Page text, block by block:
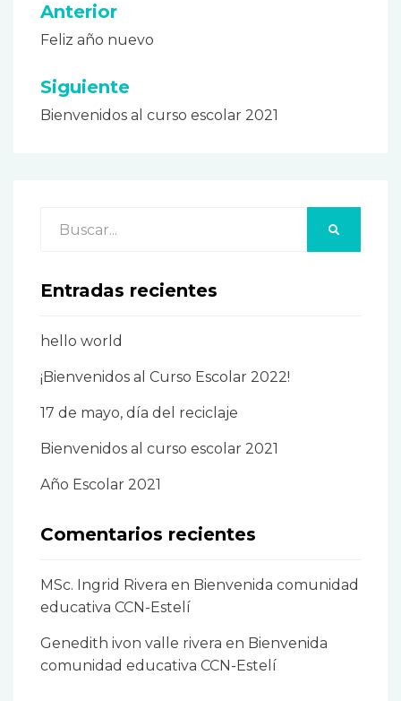
Navegación
de
entradas
Anterior
Feliz año nuevo
Siguiente
Bienvenidos al curso escolar 2021
Entradas recientes
hello world
¡Bienvenidos al Curso Escolar 2022!
17 de mayo, día del reciclaje
Bienvenidos al curso escolar 2021
Año Escolar 2021
Comentarios recientes
MSc. Ingrid Rivera en Bienvenida comunidad
educativa CCN-Estelí
Genedith ivon valle rivera en Bienvenida
comunidad educativa CCN-Estelí